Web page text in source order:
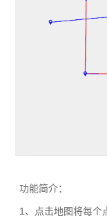
功能简介：
1、点击地图将每个